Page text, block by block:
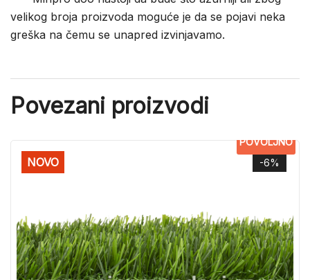
velikog broja proizvoda moguće je da se pojavi neka
greška na čemu se unapred izvinjavamo.
Povezani proizvodi
-6%
NOVO
POVOLJNO